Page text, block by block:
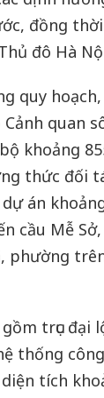
đồng thời
đô Hà
quy
Cảnh quan
khoảng
thức đối
án
cầu Mễ
phường
trục đại
thống
tích